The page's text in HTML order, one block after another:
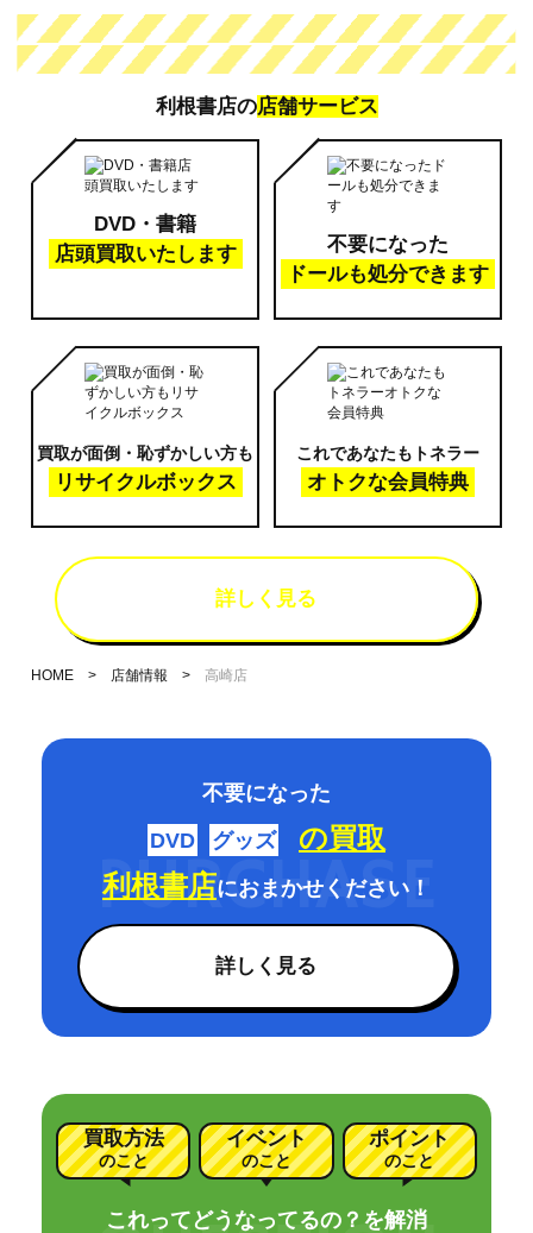
利根書店の店舗サービス
DVD・書籍
店頭買取いたします
不要になった
ドールも処分できます
買取が面倒・恥ずかしい方も
リサイクルボックス
これであなたもトネラー
オトクな会員特典
詳しく見る
HOME 店舗情報 高崎店
不要になった
DVD
グッズ
の買取
利根書店におまかせください！
詳しく見る
買取方法
のこと
イベント
のこと
ポイント
のこと
これってどうなってるの？を解消